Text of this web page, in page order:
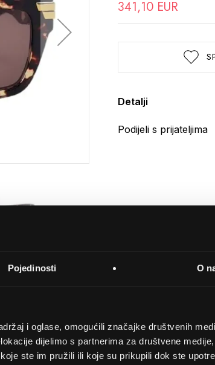
Pojedinosti O
i oglase, omogućili značajke društvenih
dijelimo s partnerima za društvene
ste im pružili ili koje su prikupili dok ste
341,10 EUR
Detalji
Podijeli s prijateljima
UVJETI KUPNJE
Opći uvjeti poslovanja